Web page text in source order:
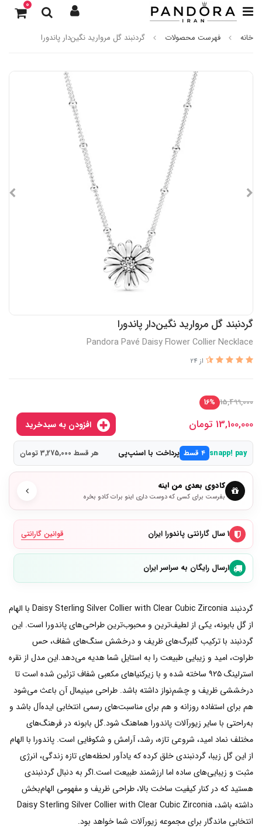
0
خانه فهرست محصولات گردنبند گل مروارید نگین‌دار پاندورا
گردنبند گل مروارید نگین‌دار پاندورا
Pandora Pavé Daisy Flower Collier Necklace
از 24
15,499,000
16%
13,100,000 تومان
snapp! pay ۴ قسط پرداخت با اسنپ‌پی هر قسط 3,275,000 تومان
کادوی بعدی من اینه
بفرست برای کسی که دوست داری اینو برات کادو بخره
۱ سال گارانتی پاندورا ایران قوانین گارانتی
ارسال رایگان به سراسر ایران
گردنبند Daisy Sterling Silver Collier with Clear Cubic Zirconia با الهام
از گل بابونه، یکی از لطیف‌ترین و محبوب‌ترین طراحی‌های پاندورا است. این
گردنبند با ترکیب گلبرگ‌های ظریف و درخشش سنگ‌های شفاف، حس
طراوت، امید و زیبایی طبیعت را به استایل شما هدیه می‌دهد.این مدل از نقره
استرلینگ ۹۲۵ ساخته شده و با زیرکنیاهای مکعبی شفاف تزئین شده است تا
درخششی ظریف و چشم‌نواز داشته باشد. طراحی مینیمال آن باعث می‌شود
هم برای استفاده روزانه و هم برای مناسبت‌های رسمی انتخابی ایده‌آل باشد و
به‌راحتی با سایر زیورآلات پاندورا هماهنگ شود.گل بابونه در فرهنگ‌های
مختلف نماد امید، شروعی تازه، رشد، آرامش و شکوفایی است. پاندورا با الهام
از این گل زیبا، گردنبندی خلق کرده که یادآور لحظه‌های تازه زندگی، انرژی
مثبت و زیبایی‌های ساده اما ارزشمند طبیعت است.اگر به دنبال گردنبندی
هستید که در کنار کیفیت ساخت بالا، طراحی ظریف و مفهومی الهام‌بخش
داشته باشد، Daisy Sterling Silver Collier with Clear Cubic Zirconia
انتخابی ماندگار برای مجموعه زیورآلات شما خواهد بود.